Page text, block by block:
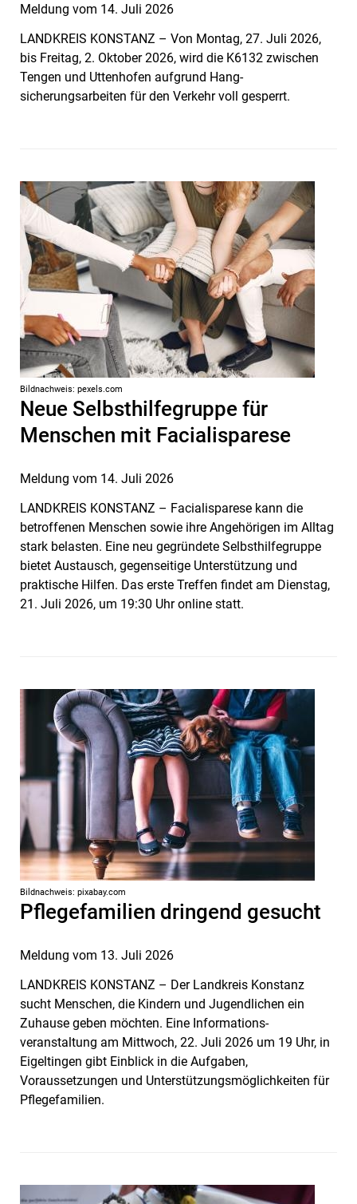
Meldung vom 14. Juli 2026
LANDKREIS KONSTANZ – Von Montag, 27. Juli 2026,
bis Freitag, 2. Oktober 2026, wird die K6132 zwischen
Tengen und Uttenhofen aufgrund Hang­
sicherungsarbeiten für den Verkehr voll gesperrt.
Bildnachweis: pexels.com
Meldung vom 14. Juli 2026
Neue Selbsthilfegruppe für
Menschen mit Facialisparese
LANDKREIS KONSTANZ – Facialisparese kann die
betroffenen Menschen sowie ihre Angehörigen im Alltag
stark belasten. Eine neu gegründete Selbsthilfe­gruppe
bietet Austausch, gegenseitige Unterstützung und
praktische Hilfen. Das erste Treffen findet am Dienstag,
21. Juli 2026, um 19:30 Uhr online statt.
Bildnachweis: pixabay.com
Meldung vom 13. Juli 2026
Pflegefamilien dringend gesucht
LANDKREIS KONSTANZ – Der Landkreis Konstanz
sucht Menschen, die Kindern und Jugendlichen ein
Zuhause geben möchten. Eine Informations­
veranstaltung am Mittwoch, 22. Juli 2026 um 19 Uhr, in
Eigeltingen gibt Einblick in die Aufgaben,
Voraussetzungen und Unterstützungs­möglich­keiten für
Pflege­familien.